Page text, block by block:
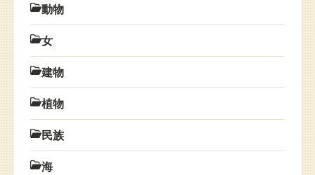
動物
女
建物
植物
民族
海